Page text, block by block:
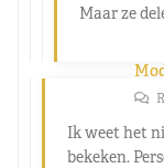
Maar ze
Ik weet het
bekeken.